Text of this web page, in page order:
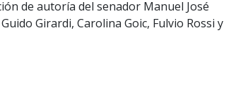
de autoría del senador Manuel José
Girardi, Carolina Goic, Fulvio Rossi y